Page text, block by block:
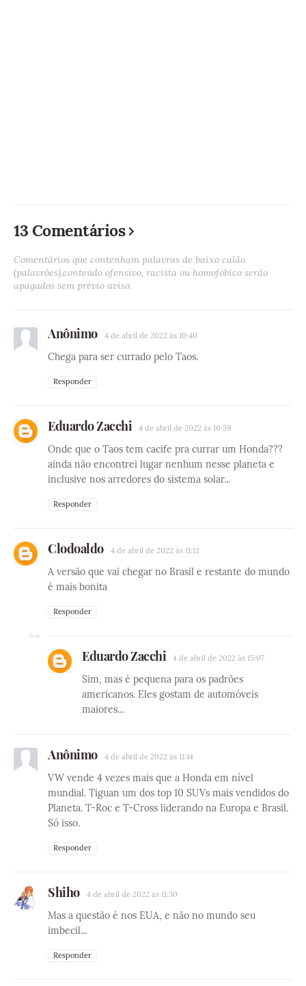
13 Comentários
Comentários que contenham palavras de baixo calão
(palavrões),conteúdo ofensivo, racista ou homofóbico serão
apagados sem prévio aviso.
Anônimo 4 de abril de 2022 às 10:40
Chega para ser currado pelo Taos.
Responder
Eduardo Zacchi 4 de abril de 2022 às 10:59
Onde que o Taos tem cacife pra currar um Honda???
ainda não encontrei lugar nenhum nesse planeta e
inclusive nos arredores do sistema solar...
Responder
Clodoaldo 4 de abril de 2022 às 11:12
A versão que vai chegar no Brasil e restante do mundo
é mais bonita
Responder
Eduardo Zacchi 4 de abril de 2022 às 15:07
Sim, mas é pequena para os padrões
americanos. Eles gostam de automóveis
maiores...
Anônimo 4 de abril de 2022 às 11:14
VW vende 4 vezes mais que a Honda em nível
mundial. Tiguan um dos top 10 SUVs mais vendidos do
Planeta. T-Roc e T-Cross liderando na Europa e Brasil.
Só isso.
Responder
Shiho 4 de abril de 2022 às 11:30
Mas a questão é nos EUA, e não no mundo seu
imbecil...
Responder